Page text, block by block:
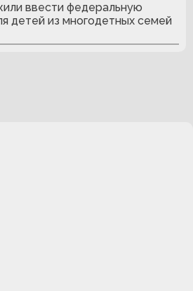
ввести федеральную
детей из многодетных семей